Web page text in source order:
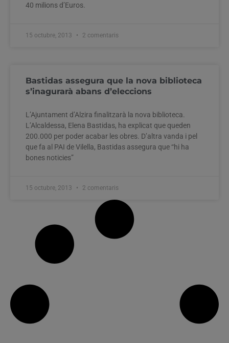
40 milions d’Euros.
15 octubre, 2013 2 comentaris
Bastidas assegura que la nova biblioteca
s’inagurarà abans d’eleccions
L’Ajuntament d’Alzira finalitzarà la nova biblioteca.
L’Alcaldessa, Elena Bastidas, ha explicat que queden
200.000 per poder acabar les obres. D’altra vanda i pel
que fa al PAI de Vilella, Bastidas assegura que “hi ha
bones noticies”
15 octubre, 2013 2 comentaris